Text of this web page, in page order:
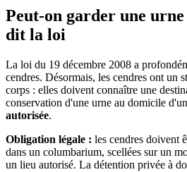
Peut-on garder une urne
dit la loi
La loi du 19 décembre 2008 a
cendres. Désormais, les cendres ont un
corps : elles doivent connaître une
conservation d'une urne au domicile
autorisée.
Obligation légale : les cendres doivent
dans un columbarium, scellées sur un
un lieu autorisé. La détention privée à